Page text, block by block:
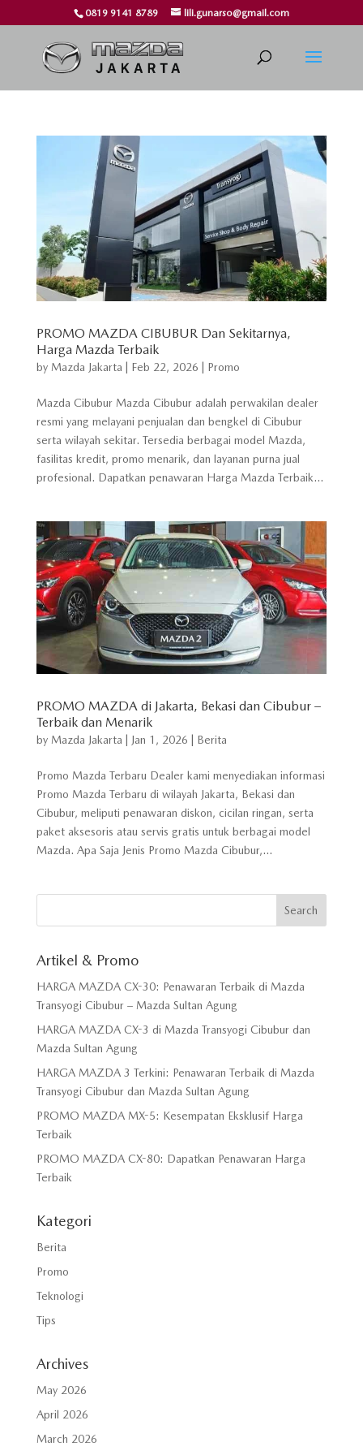
0819 9141 8789 lili.gunarso@gmail.com
PROMO MAZDA CIBUBUR Dan Sekitarnya,
Harga Mazda Terbaik
by Mazda Jakarta Feb 22, 2026 Promo
Mazda Cibubur Mazda Cibubur adalah perwakilan dealer
resmi yang melayani penjualan dan bengkel di Cibubur
serta wilayah sekitar. Tersedia berbagai model Mazda,
fasilitas kredit, promo menarik, dan layanan purna jual
profesional. Dapatkan penawaran Harga Mazda Terbaik...
PROMO MAZDA di Jakarta, Bekasi dan Cibubur –
Terbaik dan Menarik
by Mazda Jakarta Jan 1, 2026 Berita
Promo Mazda Terbaru Dealer kami menyediakan informasi
Promo Mazda Terbaru di wilayah Jakarta, Bekasi dan
Cibubur, meliputi penawaran diskon, cicilan ringan, serta
paket aksesoris atau servis gratis untuk berbagai model
Mazda. Apa Saja Jenis Promo Mazda Cibubur,...
Artikel & Promo
HARGA MAZDA CX-30: Penawaran Terbaik di Mazda
Transyogi Cibubur – Mazda Sultan Agung
HARGA MAZDA CX-3 di Mazda Transyogi Cibubur dan
Mazda Sultan Agung
HARGA MAZDA 3 Terkini: Penawaran Terbaik di Mazda
Transyogi Cibubur dan Mazda Sultan Agung
PROMO MAZDA MX-5: Kesempatan Eksklusif Harga
Terbaik
PROMO MAZDA CX-80: Dapatkan Penawaran Harga
Terbaik
Kategori
Berita
Promo
Teknologi
Tips
Archives
May 2026
April 2026
March 2026